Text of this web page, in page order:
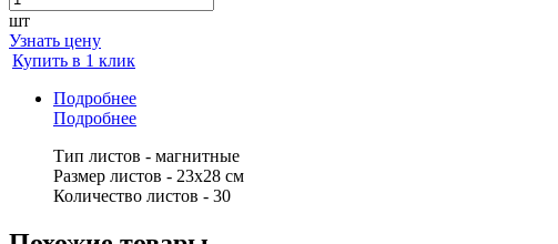
шт
Узнать цену
Купить в 1 клик
Подробнее
Подробнее
Тип листов - магнитные
Размер листов - 23х28 см
Количество листов - 30